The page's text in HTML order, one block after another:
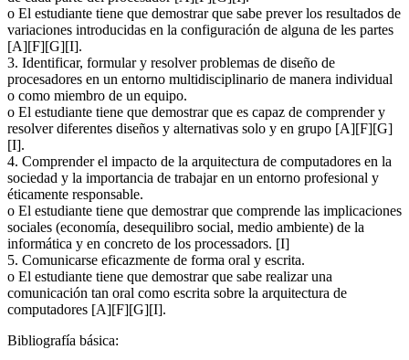
o El estudiante tiene que demostrar que sabe prever los resultados de
variaciones introducidas en la configuración de alguna de les partes
[A][F][G][I].
3. Identificar, formular y resolver problemas de diseño de
procesadores en un entorno multidisciplinario de manera individual
o como miembro de un equipo.
o El estudiante tiene que demostrar que es capaz de comprender y
resolver diferentes diseños y alternativas solo y en grupo [A][F][G]
[I].
4. Comprender el impacto de la arquitectura de computadores en la
sociedad y la importancia de trabajar en un entorno profesional y
éticamente responsable.
o El estudiante tiene que demostrar que comprende las implicaciones
sociales (economía, desequilibro social, medio ambiente) de la
informática y en concreto de los processadors. [I]
5. Comunicarse eficazmente de forma oral y escrita.
o El estudiante tiene que demostrar que sabe realizar una
comunicación tan oral como escrita sobre la arquitectura de
computadores [A][F][G][I].
Bibliografía básica: